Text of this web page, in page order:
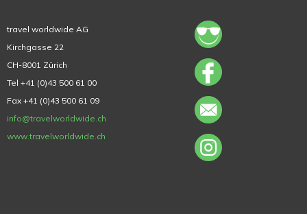
travel worldwide AG
Kirchgasse 22
CH-8001 Zürich
Tel +41 (0)43 500 61 00
Fax +41 (0)43 500 61 09
info@travelworldwide.ch
www.travelworldwide.ch